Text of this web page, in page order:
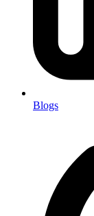
Blogs